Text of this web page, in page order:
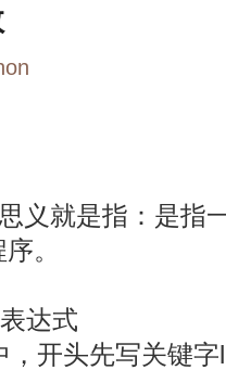
义就是指：是指
。
达式
，开头先写关键